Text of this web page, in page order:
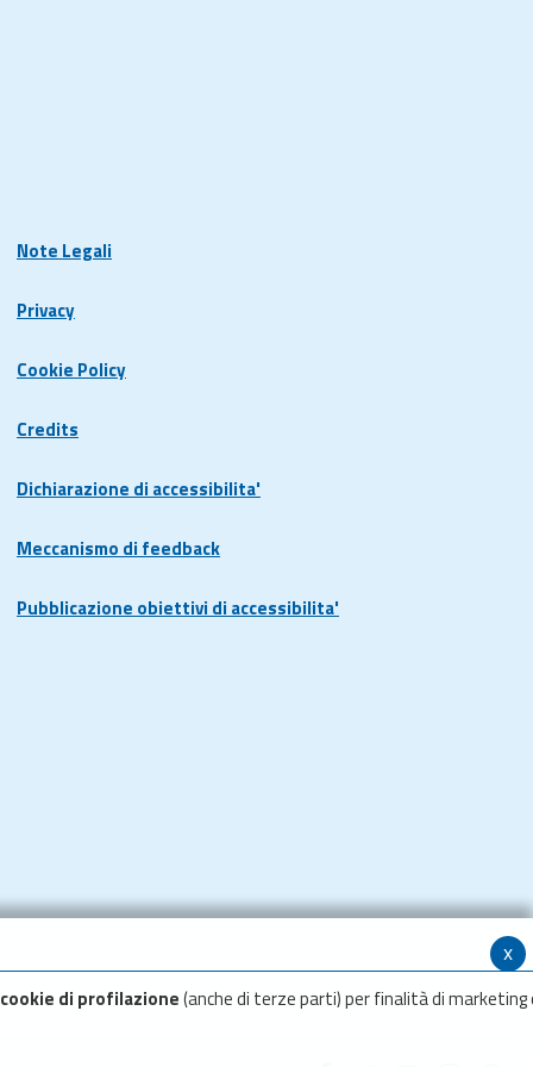
x
cookie di profilazione(anche di terze parti) per finalità di marketing
Note Legali
Privacy
Cookie Policy
Credits
Dichiarazione di accessibilita'
Meccanismo di feedback
Pubblicazione obiettivi di accessibilita'